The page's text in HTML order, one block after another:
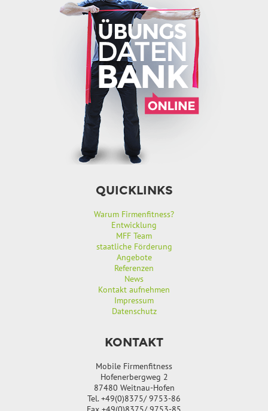
QUICKLINKS
Warum Firmenfitness?
Entwicklung
MFF Team
staatliche Förderung
Angebote
Referenzen
News
Kontakt aufnehmen
Impressum
Datenschutz
KONTAKT
Mobile Firmenfitness
Hofenerbergweg 2
87480 Weitnau-Hofen
Tel. +49(0)8375/ 9753-86